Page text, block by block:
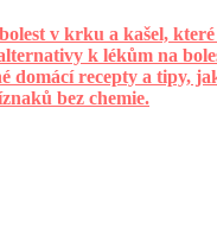
v krku a kašel,
k lékům na
domácí recepty a tipy,
bez chemie.